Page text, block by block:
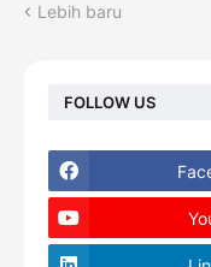
Lebih baru
FOLLOW US